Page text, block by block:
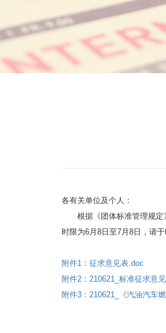
各有关单位及个人：
根据《团体标准管理规定》
时限为6月8日至7月8日，请
附件1：征求意见表.doc
附件2：210621_标准征求意
附件3：210621_《汽油汽车